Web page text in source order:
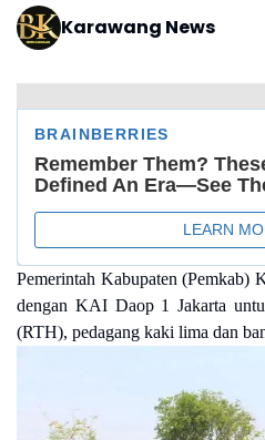
Karawang News
Pemerintah Kabupaten (Pemkab)
dengan KAI Daop 1 Jakarta
(RTH), pedagang kaki lima dan